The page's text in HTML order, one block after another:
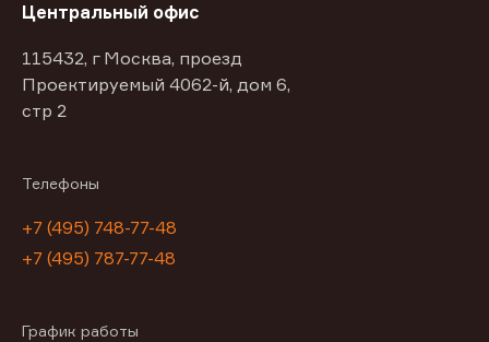
Центральный офис
115432, г Москва, проезд
Проектируемый 4062-й, дом 6,
стр 2
Телефоны
+7 (495) 748-77-48
+7 (495) 787-77-48
График работы